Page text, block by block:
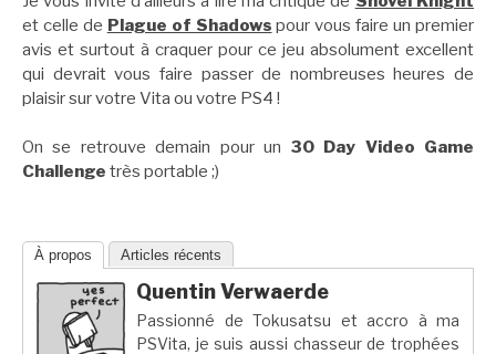
et celle de Plague of Shadows pour vous faire un premier
avis et surtout à craquer pour ce jeu absolument excellent
qui devrait vous faire passer de nombreuses heures de
plaisir sur votre Vita ou votre PS4 !
On se retrouve demain pour un 30 Day Video Game
Challenge très portable ;)
À propos Articles récents
Quentin Verwaerde
Passionné de Tokusatsu et accro à ma
PSVita, je suis aussi chasseur de trophées